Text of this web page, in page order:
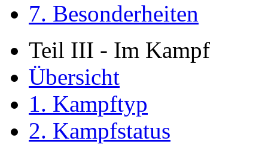
7. Besonderheiten
Teil III - Im Kampf
Übersicht
1. Kampftyp
2. Kampfstatus